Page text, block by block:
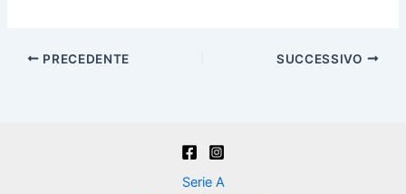
PRECEDENTE SUCCESSIVO
Serie A